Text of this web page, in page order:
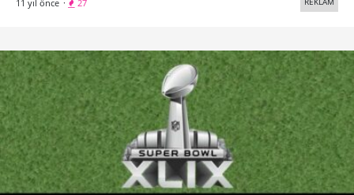
11 yıl önce · 27